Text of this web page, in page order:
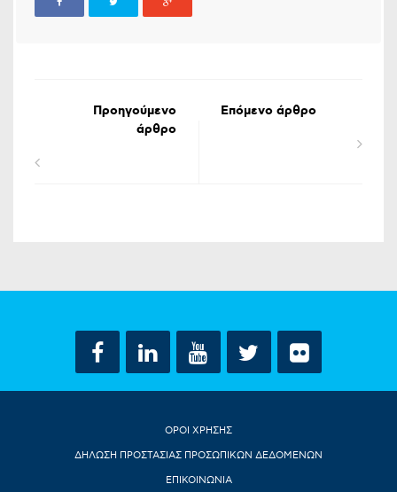
Προηγούμενο
άρθρο
Επόμενο άρθρο
ΟΡΟΙ ΧΡΗΣΗΣ
ΔΗΛΩΣΗ ΠΡΟΣΤΑΣΙΑΣ ΠΡΟΣΩΠΙΚΩΝ ΔΕΔΟΜΕΝΩΝ
ΕΠΙΚΟΙΝΩΝΙΑ